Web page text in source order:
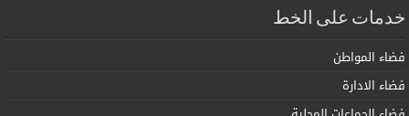
خدمات على الخط
فضاء المواطن
فضاء الادارة